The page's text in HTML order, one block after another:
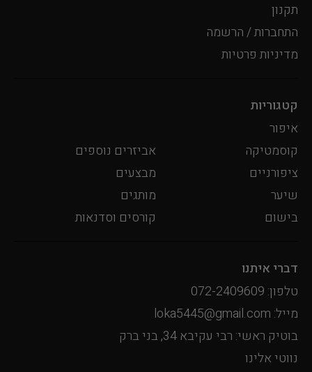
תקנון
התחברות / הרשמה
מדיניות פרטיות
קטגוריות
איפור
קוסמטיקה
ציפורניים
שיער
בישום
אביזרים נוספים
מבצעים
מותגים
קורסים וסדנאות
דברי איתנו
טלפון: 072-2409609
מייל: loka5445@gmail.com
בוטיק ראשי: רבי עקיבא 34, בני ברק
נווטי אלינו